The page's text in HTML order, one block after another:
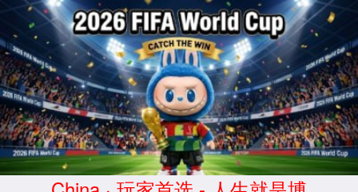
页面错误！请稍后再试～
ThinkPHPV6.0.12LTS{ 十年磨一剑-为API开发设计的高性能框
架 }-官方手册
XML 地图